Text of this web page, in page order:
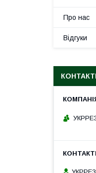
Про нас
Відгуки